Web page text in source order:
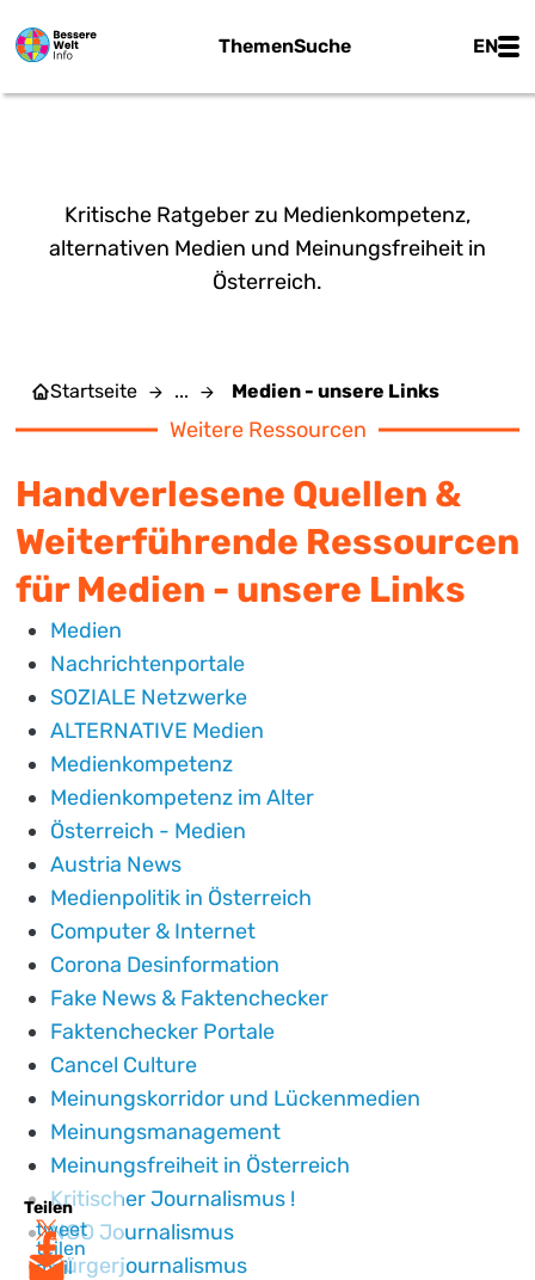
ThemenSuche EN
Teilen
tweet
teilen
mail
Kritische Ratgeber zu Medienkompetenz,
alternativen Medien und Meinungsfreiheit in
Österreich.
Startseite ... Medien - unsere Links
Weitere Ressourcen
Handverlesene Quellen &
Weiterführende Ressourcen
für Medien - unsere Links
Medien
Nachrichtenportale
SOZIALE Netzwerke
ALTERNATIVE Medien
Medienkompetenz
Medienkompetenz im Alter
Österreich - Medien
Austria News
Medienpolitik in Österreich
Computer & Internet
Corona Desinformation
Fake News & Faktenchecker
Faktenchecker Portale
Cancel Culture
Meinungskorridor und Lückenmedien
Meinungsmanagement
Meinungsfreiheit in Österreich
Kritischer Journalismus !
NGO Journalismus
Bürgerjournalismus